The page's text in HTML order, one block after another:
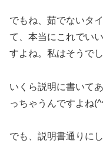
でもね、茹でないタ
て、本当にこれでい
すよね。私はそうで
いくら説明に書いて
っちゃうんですよね
でも、説明書通りに